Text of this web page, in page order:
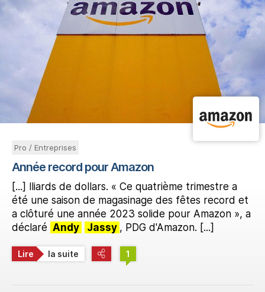
Pro / Entreprises
Année record pour Amazon
[...] lliards de dollars. « Ce quatrième trimestre a
été une saison de magasinage des fêtes record et
a clôturé une année 2023 solide pour Amazon », a
déclaré Andy Jassy , PDG d'Amazon. [...]
Lire la suite 1